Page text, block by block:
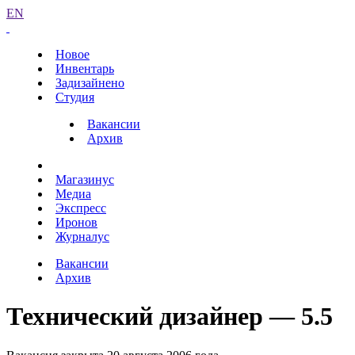
EN
Новое
Инвентарь
Задизайнено
Студия
Вакансии
Архив
Магазинус
Медиа
Экспресс
Иронов
Журналус
Вакансии
Архив
Технический дизайнер — 5.5